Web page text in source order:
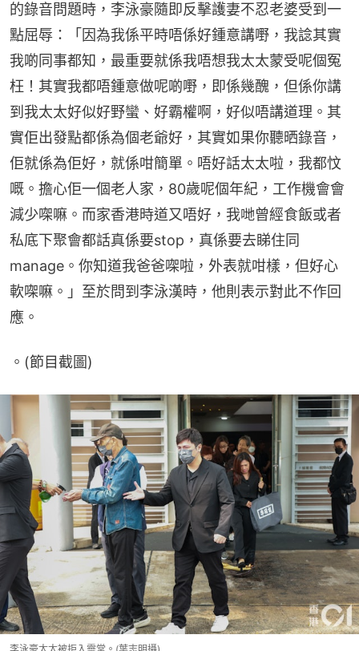
的錄音問題時，李泳豪隨即反擊護妻不忍老婆受到一
點屈辱：「因為我係平時唔係好鍾意講嘢，我諗其實
我啲同事都知，最重要就係我唔想我太太蒙受呢個冤
枉！其實我都唔鍾意做呢啲嘢，即係幾醜，但係你講
到我太太好似好野蠻、好霸權啊，好似唔講道理。其
實佢出發點都係為個老爺好，其實如果你聽晒錄音，
佢就係為佢好，就係咁簡單。唔好話太太啦，我都忟
嘅。擔心佢一個老人家，80歲呢個年紀，工作機會會
減少㗎嘛。而家香港時道又唔好，我哋曾經食飯或者
私底下聚會都話真係要stop，真係要去睇住同
manage。你知道我爸爸㗎啦，外表就咁樣，但好心
軟㗎嘛。」至於問到李泳漢時，他則表示對此不作回
應。
。(節目截圖)